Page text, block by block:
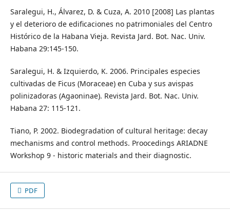
Saralegui, H., Álvarez, D. & Cuza, A. 2010 [2008] Las plantas
y el deterioro de edificaciones no patrimoniales del Centro
Histórico de la Habana Vieja. Revista Jard. Bot. Nac. Univ.
Habana 29:145-150.
Saralegui, H. & Izquierdo, K. 2006. Principales especies
cultivadas de Ficus (Moraceae) en Cuba y sus avispas
polinizadoras (Agaoninae). Revista Jard. Bot. Nac. Univ.
Habana 27: 115-121.
Tiano, P. 2002. Biodegradation of cultural heritage: decay
mechanisms and control methods. Proocedings ARIADNE
Workshop 9 - historic materials and their diagnostic.
PDF